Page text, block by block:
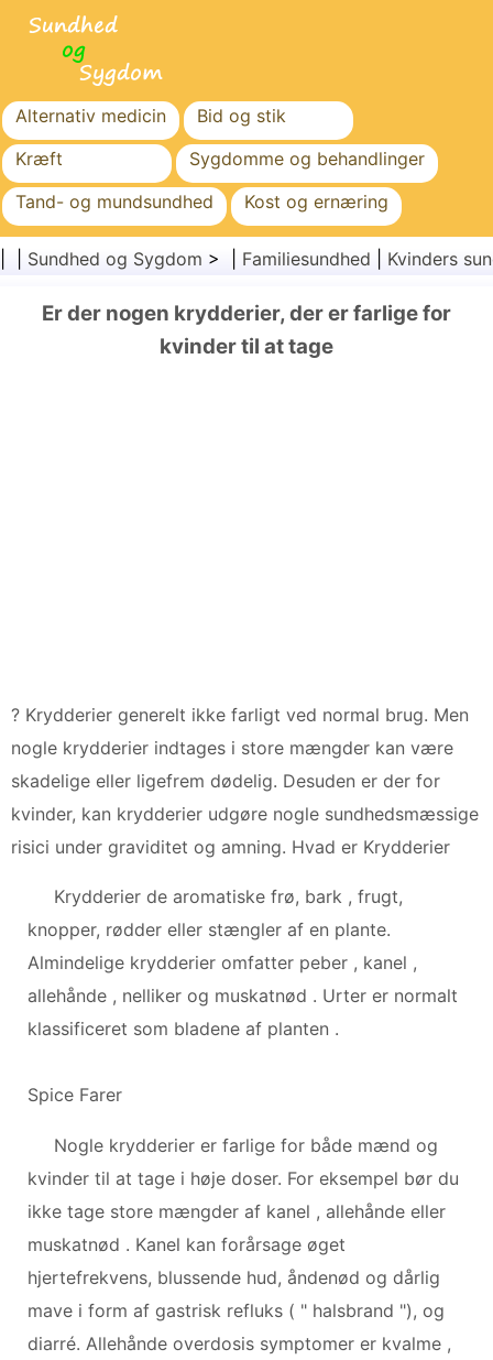
Alternativ medicin
Bid og stik
Kræft
Sygdomme og behandlinger
Tand- og mundsundhed
Kost og ernæring
Familiesundhed
Sundhedssektoren
Kirurgi og procedurer
Sundhed
Sundhed og Sygdom > | Familiesundhed Kvinders
Er der nogen krydderier, der er farlige for
kvinder til at tage
? Krydderier generelt ikke farligt ved normal brug. Men
nogle krydderier indtages i store mængder kan være
skadelige eller ligefrem dødelig. Desuden er der for
kvinder, kan krydderier udgøre nogle sundhedsmæssige
risici under graviditet og amning. Hvad er Krydderier
Krydderier de aromatiske frø, bark , frugt,
knopper, rødder eller stængler af en plante.
Almindelige krydderier omfatter peber , kanel ,
allehånde , nelliker og muskatnød . Urter er normalt
klassificeret som bladene af planten .
Spice Farer
Nogle krydderier er farlige for både mænd og
kvinder til at tage i høje doser. For eksempel bør du
ikke tage store mængder af kanel , allehånde eller
muskatnød . Kanel kan forårsage øget
hjertefrekvens, blussende hud, åndenød og dårlig
mave i form af gastrisk refluks ( " halsbrand "), og
diarré. Allehånde overdosis symptomer er kvalme ,